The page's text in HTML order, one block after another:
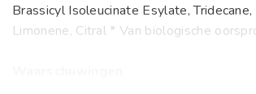
Brassicyl Isoleucinate Esylate,
Limonene, Citral * Van biologische